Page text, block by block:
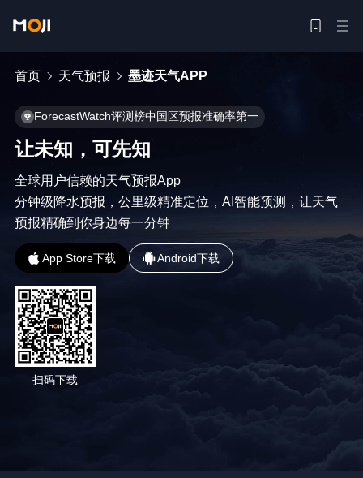
首页 天气预报 墨迹天气APP
ForecastWatch评测榜中国区预报准确率第一
让未知，可先知
全球用户信赖的天气预报App
分钟级降水预报，公里级精准定位，AI智能预测，让天气
预报精确到你身边每一分钟
App Store下载 Android下载
扫码下载